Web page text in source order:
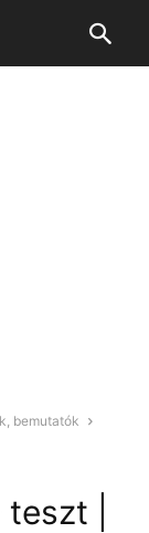
bemutatók
|